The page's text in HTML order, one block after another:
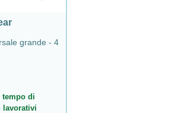
grande - 4
tempo di
lavorativi